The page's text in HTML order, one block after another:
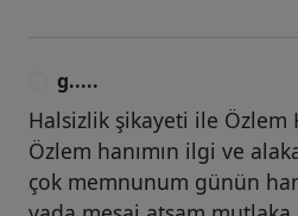
g.....
Halsizlik şikayeti ile Özlem
Özlem hanımın ilgi ve
çok memnunum günün